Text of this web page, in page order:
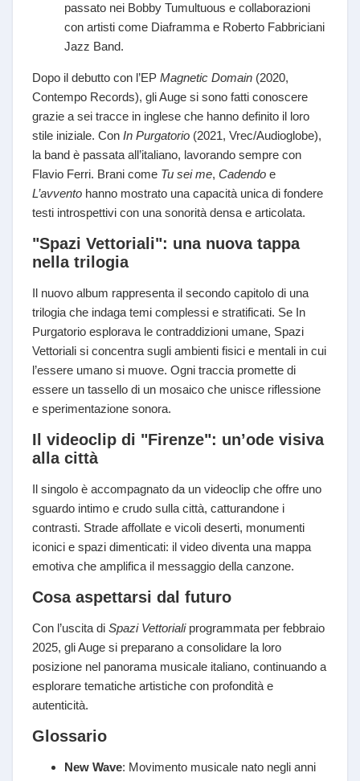
passato nei Bobby Tumultuous e collaborazioni
con artisti come Diaframma e Roberto Fabbriciani
Jazz Band.
Dopo il debutto con l’EP Magnetic Domain (2020,
Contempo Records), gli Auge si sono fatti conoscere
grazie a sei tracce in inglese che hanno definito il loro
stile iniziale. Con In Purgatorio (2021, Vrec/Audioglobe),
la band è passata all’italiano, lavorando sempre con
Flavio Ferri. Brani come Tu sei me, Cadendo e
L’avvento hanno mostrato una capacità unica di fondere
testi introspettivi con una sonorità densa e articolata.
"Spazi Vettoriali": una nuova tappa
nella trilogia
Il nuovo album rappresenta il secondo capitolo di una
trilogia che indaga temi complessi e stratificati. Se In
Purgatorio esplorava le contraddizioni umane, Spazi
Vettoriali si concentra sugli ambienti fisici e mentali in cui
l’essere umano si muove. Ogni traccia promette di
essere un tassello di un mosaico che unisce riflessione
e sperimentazione sonora.
Il videoclip di "Firenze": un’ode visiva
alla città
Il singolo è accompagnato da un videoclip che offre uno
sguardo intimo e crudo sulla città, catturandone i
contrasti. Strade affollate e vicoli deserti, monumenti
iconici e spazi dimenticati: il video diventa una mappa
emotiva che amplifica il messaggio della canzone.
Cosa aspettarsi dal futuro
Con l’uscita di Spazi Vettorialiprogrammata per febbraio
2025, gli Auge si preparano a consolidare la loro
posizione nel panorama musicale italiano, continuando a
esplorare tematiche artistiche con profondità e
autenticità.
Glossario
New Wave: Movimento musicale nato negli anni